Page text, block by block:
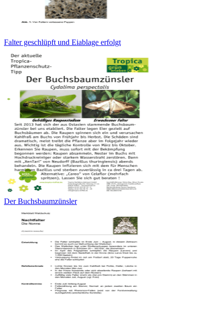
Falter geschlüpft und Eiablage erfolgt
Der Buchsbaumzünsler